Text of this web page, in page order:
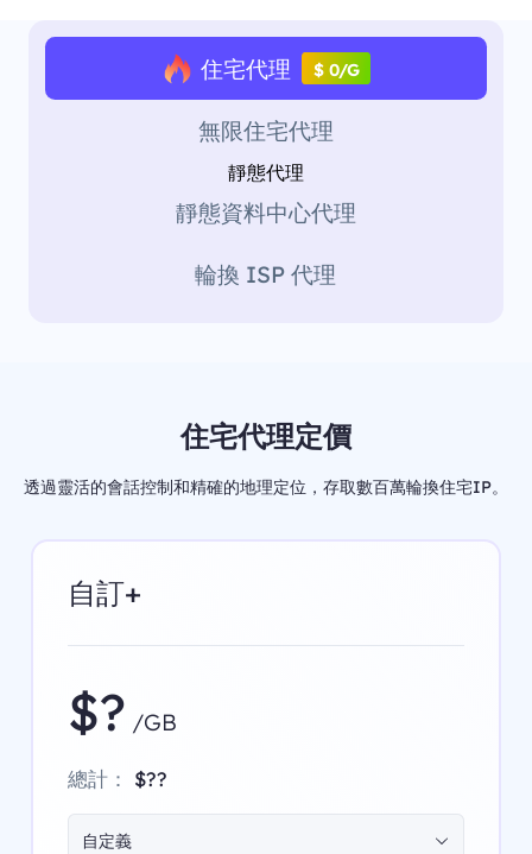
住宅代理 $ 0/G
無限住宅代理
靜態代理
靜態資料中心代理
輪換 ISP 代理
住宅代理定價
透過靈活的會話控制和精確的地理定位，存取數百萬輪換住宅IP。
自訂+
$? /GB
總計： $??
自定義